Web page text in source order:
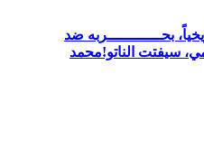
بحــــــــــــربه ضد
سيفتت الناتو!محمد